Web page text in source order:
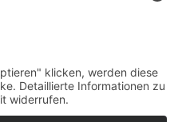
Bitte keine Sprachanrufe!
Wakebeach 257
Online